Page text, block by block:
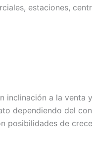
estaciones,
inclinación a la venta
dependiendo del
posibilidades de